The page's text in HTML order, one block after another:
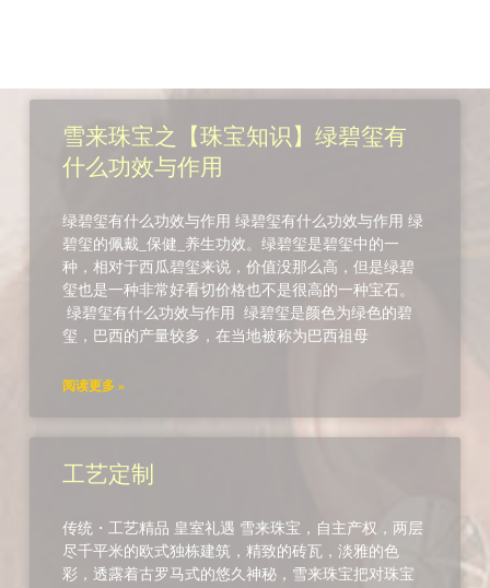
雪来珠宝之【珠宝知识】绿碧玺有
什么功效与作用
绿碧玺有什么功效与作用 绿碧玺有什么功效与作用 绿
碧玺的佩戴_保健_养生功效。绿碧玺是碧玺中的一
种，相对于西瓜碧玺来说，价值没那么高，但是绿碧
玺也是一种非常好看切价格也不是很高的一种宝石。
绿碧玺有什么功效与作用 绿碧玺是颜色为绿色的碧
玺，巴西的产量较多，在当地被称为巴西祖母
阅读更多 »
工艺定制
传统・工艺精品 皇室礼遇 雪来珠宝，自主产权，两层
尽千平米的欧式独栋建筑，精致的砖瓦，淡雅的色
彩，透露着古罗马式的悠久神秘，雪来珠宝把对珠宝